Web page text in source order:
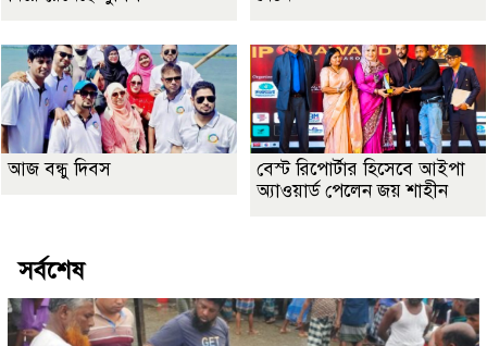
আজ বন্ধু দিবস
বেস্ট রিপোর্টার হিসেবে আইপা
অ্যাওয়ার্ড পেলেন জয় শাহীন
সর্বশেষ